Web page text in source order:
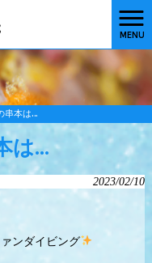
MENU
串本は…
は…
2023/02/10
ンダイビング